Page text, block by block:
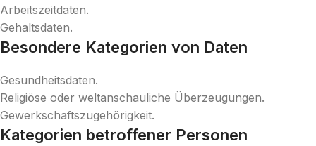
Arbeitszeitdaten.
Gehaltsdaten.
Besondere Kategorien von Daten
Gesundheitsdaten.
Religiöse oder weltanschauliche Überzeugungen.
Gewerkschaftszugehörigkeit.
Kategorien betroffener Personen